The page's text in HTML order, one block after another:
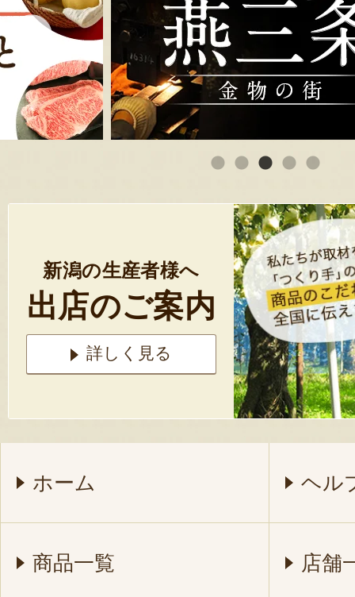
新潟の生産者様へ
出店のご案内
詳しく見る
ホーム ヘル
商品一覧 店舗